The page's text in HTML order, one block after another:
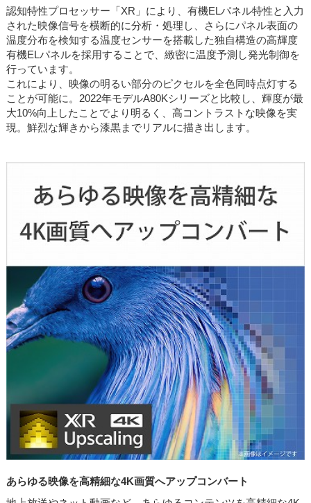
認知特性プロセッサー「XR」により、有機ELパネル特性と入力
された映像信号を横断的に分析・処理し、さらにパネル表面の
温度分布を検知する温度センサーを搭載した独自構造の高輝度
有機ELパネルを採用することで、緻密に温度予測し発光制御を
行っています。
これにより、映像の明るい部分のピクセルを全色同時点灯する
ことが可能に。2022年モデルA80Kシリーズと比較し、輝度が最
大10%向上したことでより明るく、高コントラストな映像を実
現。鮮烈な輝きから漆黒までリアルに描き出します。
あらゆる映像を高精細な4K画質へアップコンバート